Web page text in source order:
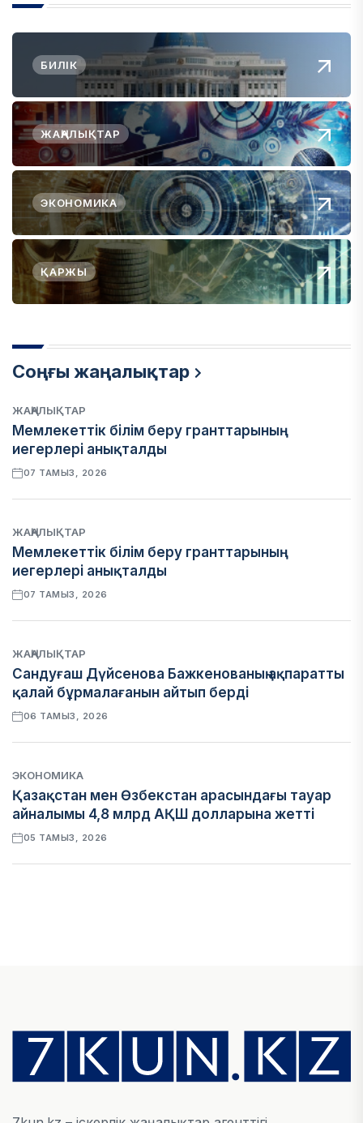
БИЛІК
ЖАҢАЛЫҚТАР
ЭКОНОМИКА
ҚАРЖЫ
Соңғы жаңалықтар
ЖАҢАЛЫҚТАР
Мемлекеттік білім беру гранттарының
иегерлері анықталды
07 ТАМЫЗ, 2026
ЖАҢАЛЫҚТАР
Мемлекеттік білім беру гранттарының
иегерлері анықталды
07 ТАМЫЗ, 2026
ЖАҢАЛЫҚТАР
Сандуғаш Дүйсенова Бажкенованың ақпаратты
қалай бұрмалағанын айтып берді
06 ТАМЫЗ, 2026
ЭКОНОМИКА
Қазақстан мен Өзбекстан арасындағы тауар
айналымы 4,8 млрд АҚШ долларына жетті
05 ТАМЫЗ, 2026
БИЛІК
«Бәйтерек» холдингінің инвестициялық және
кредиттік портфелі 14,3 трлн теңгеге жетті